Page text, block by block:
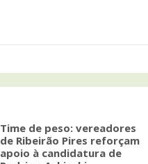
Time de peso: vereadores
de Ribeirão Pires reforçam
apoio à candidatura de